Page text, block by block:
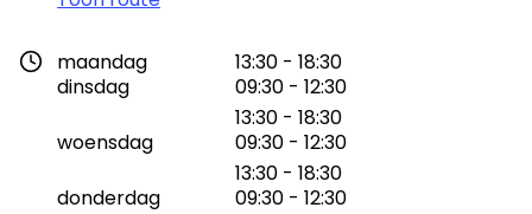
maandag
13:30 - 18:30
dinsdag
09:30 - 12:30
13:30 - 18:30
woensdag
09:30 - 12:30
13:30 - 18:30
donderdag
09:30 - 12:30